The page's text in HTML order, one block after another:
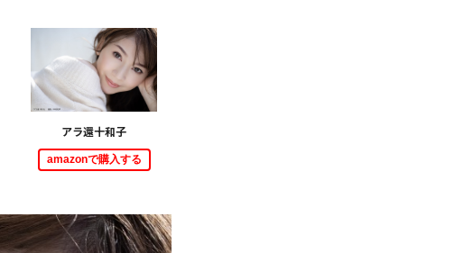
アラ還十和子
amazonで購入する